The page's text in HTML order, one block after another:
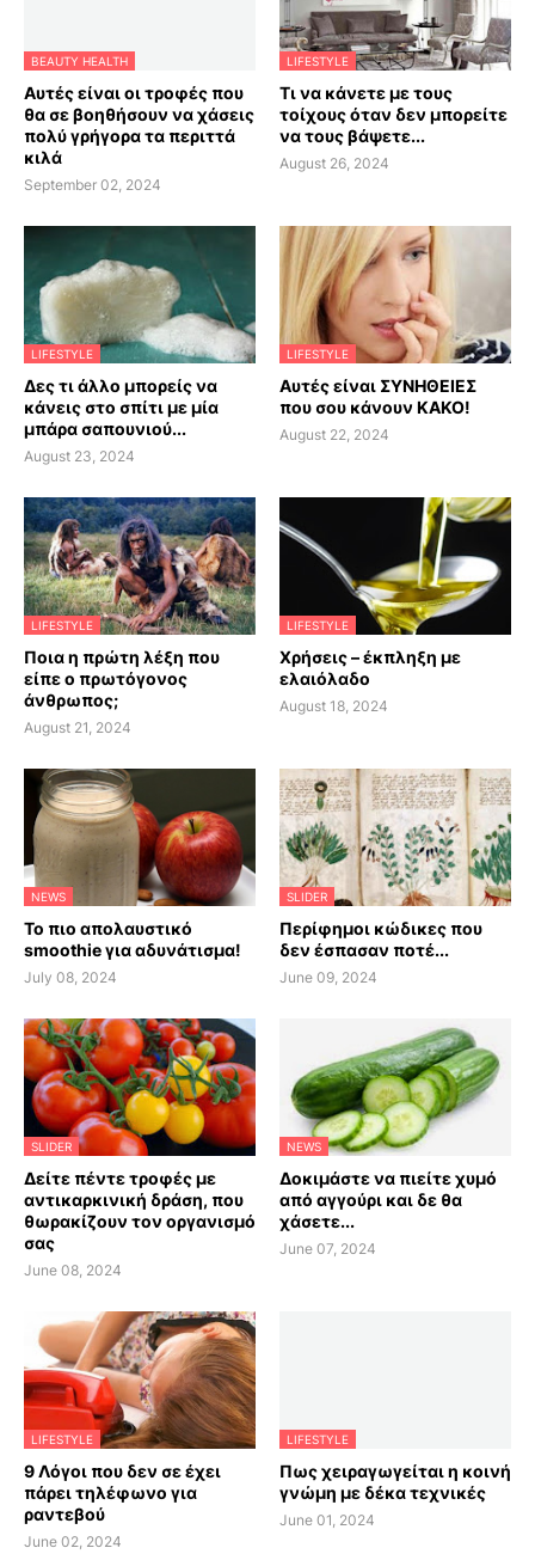
BEAUTY HEALTH
Αυτές είναι οι τροφές που
θα σε βοηθήσουν να χάσεις
πολύ γρήγορα τα περιττά
κιλά
September 02, 2024
LIFESTYLE
Τι να κάνετε με τους
τοίχους όταν δεν μπορείτε
να τους βάψετε...
August 26, 2024
LIFESTYLE
Δες τι άλλο μπορείς να
κάνεις στο σπίτι με μία
μπάρα σαπουνιού...
August 23, 2024
LIFESTYLE
Αυτές είναι ΣΥΝΗΘΕΙΕΣ
που σου κάνουν ΚΑΚΟ!
August 22, 2024
LIFESTYLE
Ποια η πρώτη λέξη που
είπε ο πρωτόγονος
άνθρωπος;
August 21, 2024
LIFESTYLE
Χρήσεις – έκπληξη με
ελαιόλαδο
August 18, 2024
NEWS
Το πιο απολαυστικό
smoothie για αδυνάτισμα!
July 08, 2024
SLIDER
Περίφημοι κώδικες που
δεν έσπασαν ποτέ...
June 09, 2024
SLIDER
Δείτε πέντε τροφές με
αντικαρκινική δράση, που
θωρακίζουν τον οργανισμό
σας
June 08, 2024
NEWS
Δοκιμάστε να πιείτε χυμό
από αγγούρι και δε θα
χάσετε...
June 07, 2024
LIFESTYLE
9 Λόγοι που δεν σε έχει
πάρει τηλέφωνο για
ραντεβού
June 02, 2024
LIFESTYLE
Πως χειραγωγείται η κοινή
γνώμη με δέκα τεχνικές
June 01, 2024